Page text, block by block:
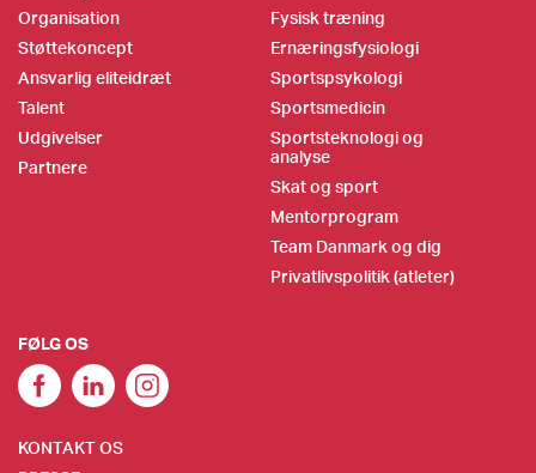
Organisation
Støttekoncept
Ansvarlig eliteidræt
Talent
Udgivelser
Partnere
Fysisk træning
Ernæringsfysiologi
Sportspsykologi
Sportsmedicin
Sportsteknologi og
analyse
Skat og sport
Mentorprogram
Team Danmark og dig
Privatlivspolitik (atleter)
FØLG OS
KONTAKT OS